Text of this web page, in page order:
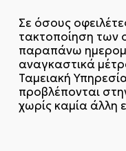
Σε όσους
τακτοποίηση των
παραπάνω
αναγκαστικά
Ταμειακή
προβλέπονται
χωρίς καμία άλλη